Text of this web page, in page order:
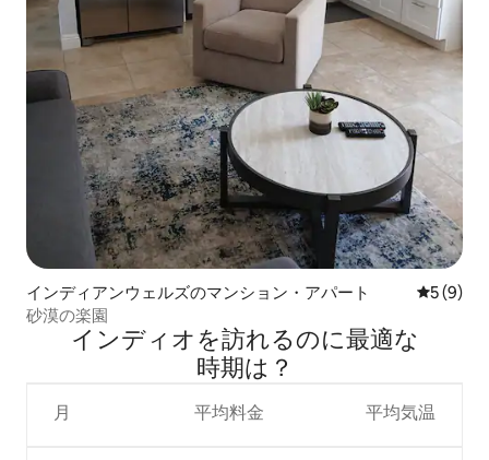
インディアンウェルズのマンション・アパート レビュー
5 (9)
砂漠の楽園
インディオを訪⁠れ⁠るの⁠に最⁠適⁠な
時⁠期⁠は⁠？
月 平均料金 平均気温